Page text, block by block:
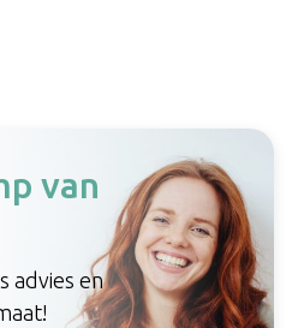
van
advies en